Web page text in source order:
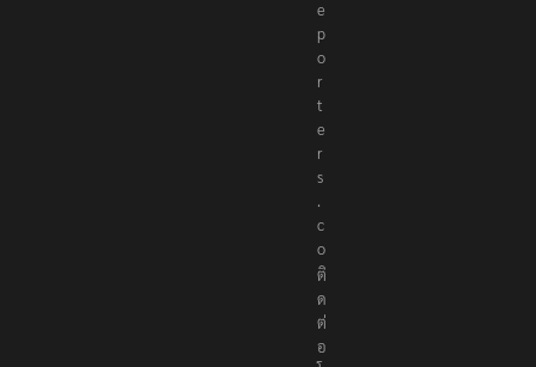
e
r
e
p
o
r
t
e
r
s
.
c
o
ติ
ด